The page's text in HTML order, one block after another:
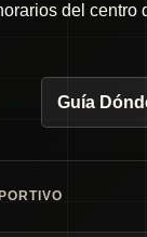
del centro
Guía